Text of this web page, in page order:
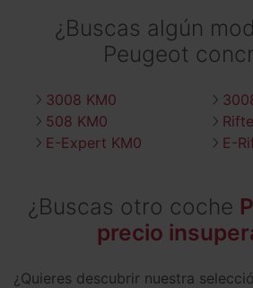
¿Buscas algún
Peugeot
3008 KM0
508 KM0
E-Expert KM0
E-
¿Buscas otro coche
precio
¿Quieres descubrir nuestra